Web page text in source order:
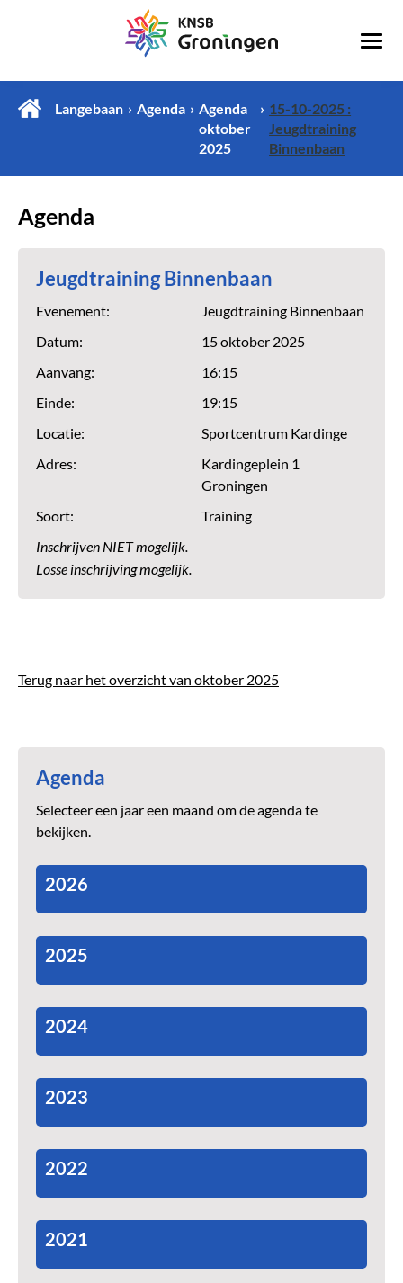
Langebaan Agenda
Agenda
oktober
2025
15-10-2025 :
Jeugdtraining
Binnenbaan
Agenda
Jeugdtraining Binnenbaan
Evenement:
Jeugdtraining Binnenbaan
Datum:
15 oktober 2025
Aanvang:
16:15
Einde:
19:15
Locatie:
Sportcentrum Kardinge
Adres:
Kardingeplein 1
Groningen
Soort:
Training
Inschrijven NIET mogelijk.
Losse inschrijving mogelijk.
Terug naar het overzicht van oktober 2025
Agenda
Selecteer een jaar een maand om de agenda te
bekijken.
2026
2025
2024
2023
2022
2021